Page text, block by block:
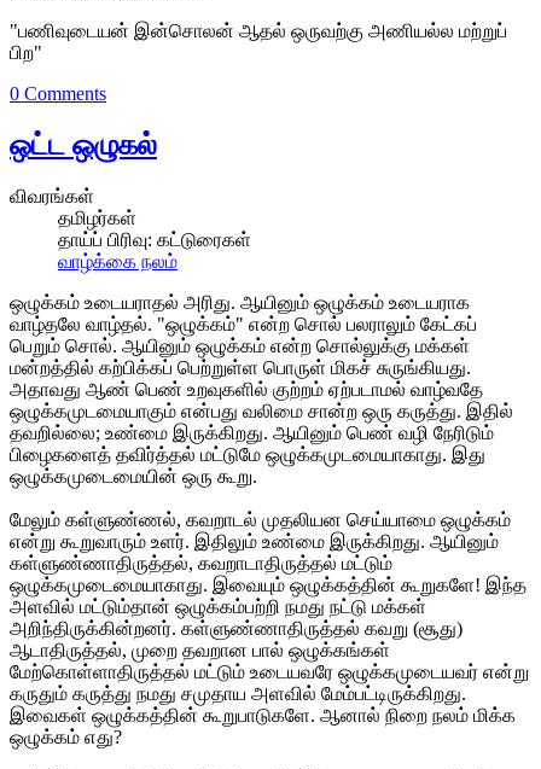
"பணிவுடையன் இன்சொலன் ஆதல் ஒருவற்கு அணியல்ல மற்றுப்
பிற"
0 Comments
ஒட்ட ஒழுகல்
விவரங்கள்
தமிழர்கள்
தாய்ப் பிரிவு: கட்டுரைகள்
வாழ்க்கை நலம்
ஒழுக்கம் உடையராதல் அரிது. ஆயினும் ஒழுக்கம் உடையராக
வாழ்தலே வாழ்தல். "ஒழுக்கம்" என்ற சொல் பலராலும் கேட்கப்
பெறும் சொல். ஆயினும் ஒழுக்கம் என்ற சொல்லுக்கு மக்கள்
மன்றத்தில் கற்பிக்கப் பெற்றுள்ள பொருள் மிகச் சுருங்கியது.
அதாவது ஆண் பெண் உறவுகளில் குற்றம் ஏற்படாமல் வாழ்வதே
ஒழுக்கமுடமையாகும் என்பது வலிமை சான்ற ஒரு கருத்து. இதில்
தவறில்லை; உண்மை இருக்கிறது. ஆயினும் பெண் வழி நேரிடும்
பிழைகளைத் தவிர்த்தல் மட்டுமே ஒழுக்கமுடமையாகாது. இது
ஒழுக்கமுடைமையின் ஒரு கூறு.
மேலும் கள்ளுண்ணல், கவறாடல் முதலியன செய்யாமை ஒழுக்கம்
என்று கூறுவாரும் உளர். இதிலும் உண்மை இருக்கிறது. ஆயினும்
கள்ளுண்ணாதிருத்தல், கவறாடாதிருத்தல் மட்டும்
ஒழுக்கமுடைமையாகாது. இவையும் ஒழுக்கத்தின் கூறுகளே! இந்த
அளவில் மட்டும்தான் ஒழுக்கம்பற்றி நமது நட்டு மக்கள்
அறிந்திருக்கின்றனர். கள்ளுண்ணாதிருத்தல் கவறு (சூது)
ஆடாதிருத்தல், முறை தவறான பால் ஒழுக்கங்கள்
மேற்கொள்ளாதிருத்தல் மட்டும் உடையவரே ஒழுக்கமுடையவர் என்று
கருதும் கருத்து நமது சமுதாய அளவில் மேம்பட்டிருக்கிறது.
இவைகள் ஒழுக்கத்தின் கூறுபாடுகளே. ஆனால் நிறை நலம் மிக்க
ஒழுக்கம் எது?